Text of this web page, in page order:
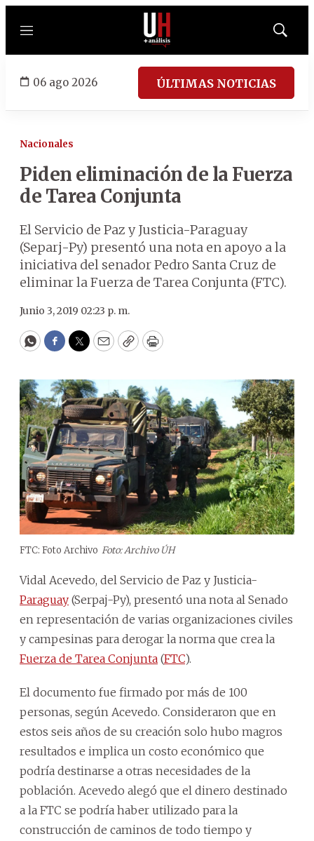
Menú
Mostrar
06 ago 2026 ÚLTIMAS NOTICIAS
Nacionales
Piden eliminación de la Fuerza
de Tarea Conjunta
El Servicio de Paz y Justicia-Paraguay
(Separj-Py) presentó una nota en apoyo a la
iniciativa del senador Pedro Santa Cruz de
eliminar la Fuerza de Tarea Conjunta (FTC).
Junio 3, 2019 02:23 p. m.
WhatsApp
Facebook
Twitter
EmailCopyPrint
FTC: Foto Archivo Foto: Archivo ÚH
Vidal Acevedo, del Servicio de Paz y Justicia-
Paraguay (Serpaj-Py), presentó una nota al Senado
en representación de varias organizaciones civiles
y campesinas para derogar la norma que crea la
Fuerza de Tarea Conjunta (FTC).
El documento fue firmado por más de 100
personas, según Acevedo. Consideraron que en
estos seis años de su creación solo hubo magros
resultados e implica un costo económico que
podría destinarse a otras necesidades de la
población. Acevedo alegó que el dinero destinado
a la FTC se podría haber utilizado para la
construcción de caminos de todo tiempo y